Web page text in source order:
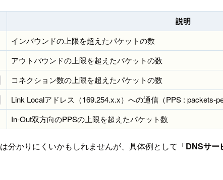
説明
インバウンドの上限を超えたパケットの数
アウトバウンドの上限を超えたパケットの数
コネクション数の上限を超えたパケットの数
Link Localアドレス（169.254.x.x）への通信（PPS : packets-
In-Out双方向のPPSの上限を超えたパケット数
は分かりにくいかもしれませんが、具体例として「DNSサー